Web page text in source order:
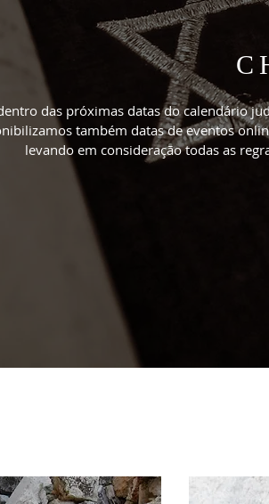
das próximas datas do calendário
também datas de eventos
levando em consideração todas as